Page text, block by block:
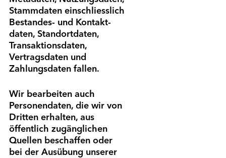
Stammdaten einschliesslich
Bestandes- und Kontakt­
daten, Standortdaten,
Transaktions­daten,
Vertrags­daten und
Zahlungs­daten fallen.
Wir bearbeiten auch
Personen­daten, die wir von
Dritten erhalten, aus
öffentlich zugänglichen
Quellen beschaffen oder
bei der Ausübung unserer